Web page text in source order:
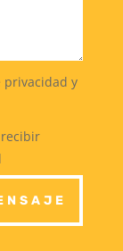
privacidad y